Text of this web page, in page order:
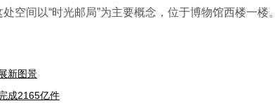
间以“时光邮局”为主要概念，位于博物馆西楼一楼。
新图景
成2165亿件